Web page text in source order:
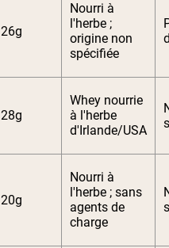
26g
Nourri à
l'herbe ;
origine non
spécifiée
28g
Whey nourrie
à l'herbe
d'Irlande/USA
20g
Nourri à
l'herbe ; sans
agents de
charge